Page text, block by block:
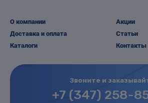
О компании
Доставка и оплата
Каталоги
Акции
Статьи
Контакты
Звоните и
+7 (347) 258-